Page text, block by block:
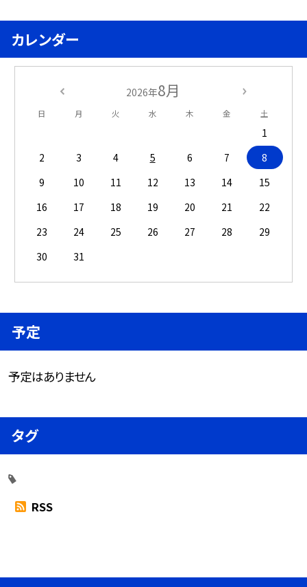
カレンダー
2026年8月
日 月 火 水 木 金 土
1
2
3 4 5 6 7
8
9
10 11 12 13 14
15
16
17 18 19 20 21
22
23
24 25 26 27 28
29
30
31
予定
予定はありません
タグ
RSS